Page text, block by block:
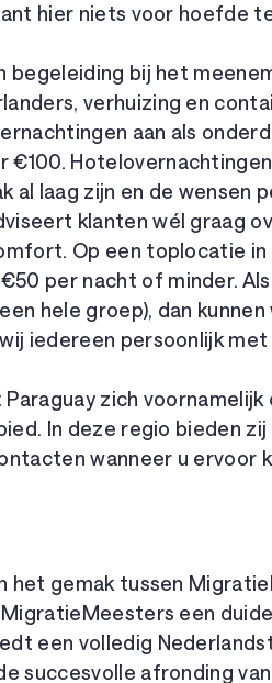
hier niets voor hoefde
begeleiding bij het
verhuizing en
aan als
€100.
al laag zijn en de wensen
klanten wél graag
Op een toplocatie
per nacht of minder.
hele groep), dan
iedereen persoonlijk
zich
In deze regio bieden
wanneer u ervoor
het gemak tussen
een
een volledig
succesvolle afronding